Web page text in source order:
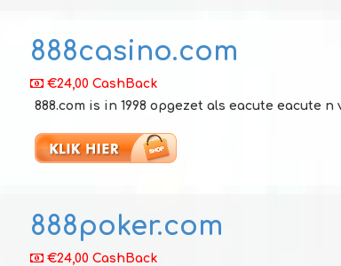
888casino.com
€24,00 CashBack
888.com is in 1998 opgezet als eacute eacute
888poker.com
€24,00 CashBack